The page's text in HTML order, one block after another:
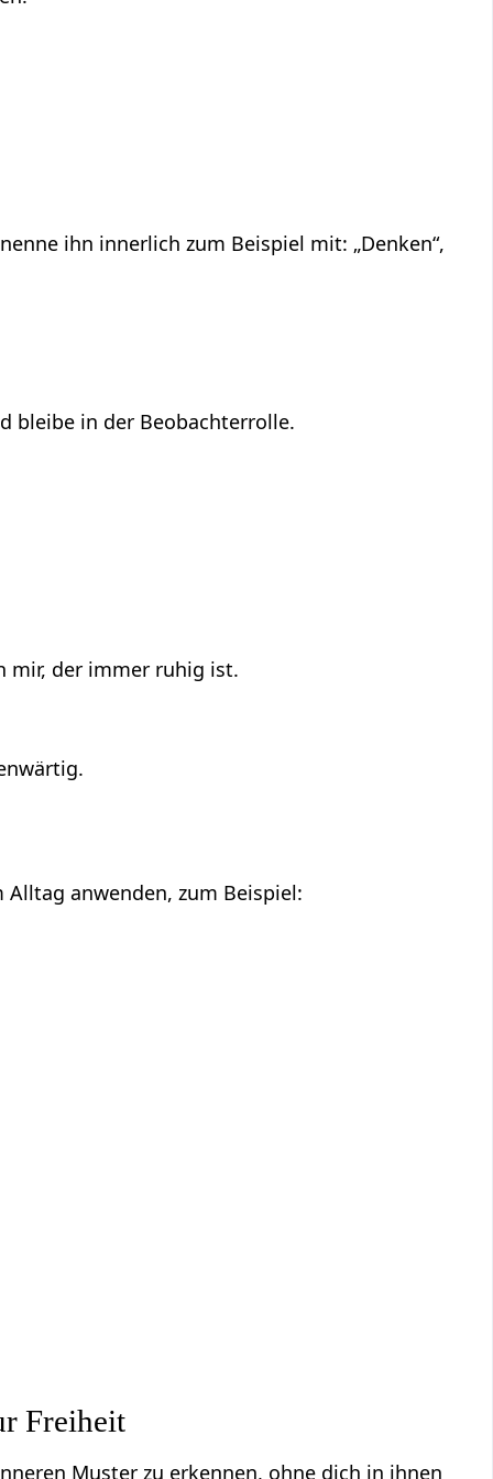
ihn innerlich zum Beispiel mit: „Denken“,
bleibe in der Beobachterrolle.
mir, der immer ruhig ist.
anwenden, zum Beispiel:
Freiheit
Muster zu erkennen, ohne dich in ihnen